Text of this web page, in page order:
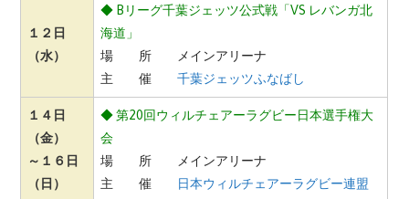
１２日
（水）
◆ Bリーグ千葉ジェッツ公式戦「VS レバンガ北
海道」
場 所 メインアリーナ
主 催千葉ジェッツふなばし
１４日
（金）
～１６日
（日）
◆ 第20回ウィルチェアーラグビー日本選手権大
会
場 所 メインアリーナ
主 催
日本ウィルチェアーラグビー連盟